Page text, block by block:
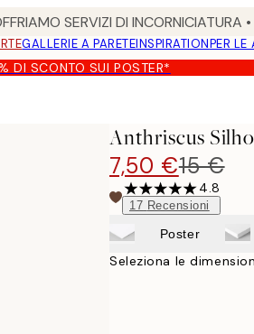
SERVIZI DI
GALLERIE A PARETEINSPIRATIONPER LE
DI SCONTO SUI POSTER*
Anthriscus
7,50 €15 €
4.8
17 Recensioni
Poster
Seleziona le